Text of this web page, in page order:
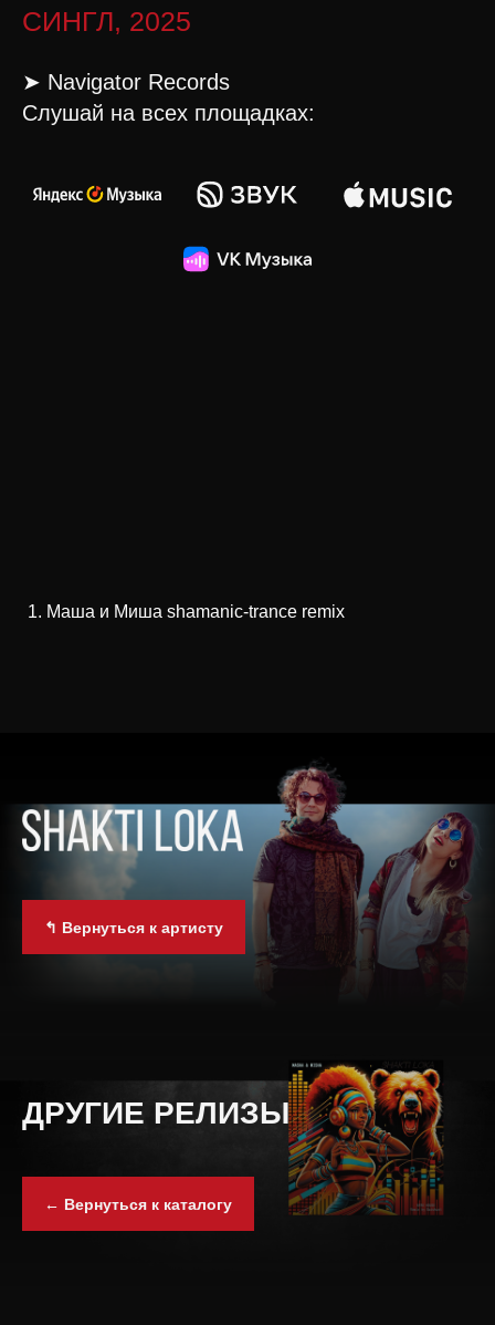
СИНГЛ, 2025
➤ Navigator Records
Слушай на всех площадках:
Маша и Миша shamanic-trance remix
↰ Вернуться к артисту
ДРУГИЕ РЕЛИЗЫ
← Вернуться к каталогу